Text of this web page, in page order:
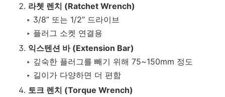
라쳇 렌치 (Ratchet Wrench)
‣ 3/8” 또는 1/2” 드라이브
‣ 플러그 소켓 연결용
익스텐션 바 (Extension Bar)
‣ 깊숙한 플러그를 빼기 위해 75~150mm 정도
‣ 길이가 다양하면 더 편함
토크 렌치 (Torque Wrench)